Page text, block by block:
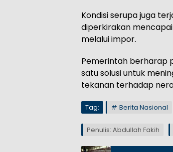
Kondisi serupa juga
diperkirakan
melalui impor.
Pemerintah berharap
satu solusi untuk
tekanan terhadap
Tag: Berita Nasional
Penulis: Abdullah Fakih